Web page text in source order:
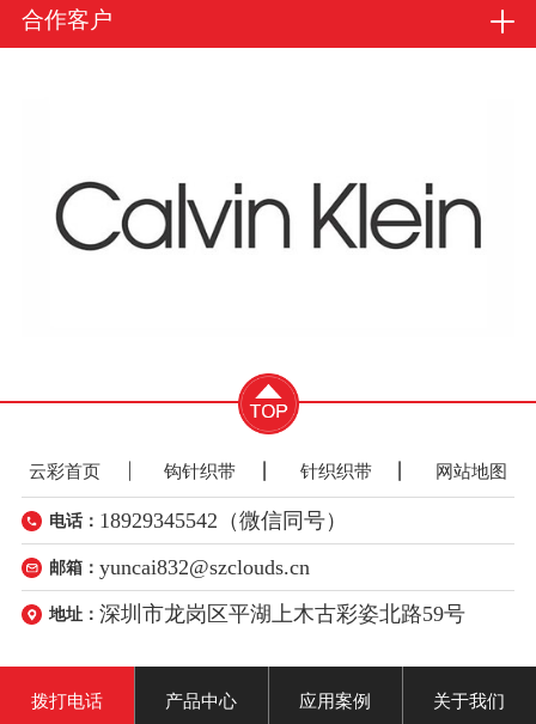
合作客户
云彩首页 钩针织带 针织织带 网站地图
电话： 18929345542（微信同号）
邮箱：yuncai832@szclouds.cn
地址：深圳市龙岗区平湖上木古彩姿北路59号
拨打电话 产品中心 应用案例 关于我们